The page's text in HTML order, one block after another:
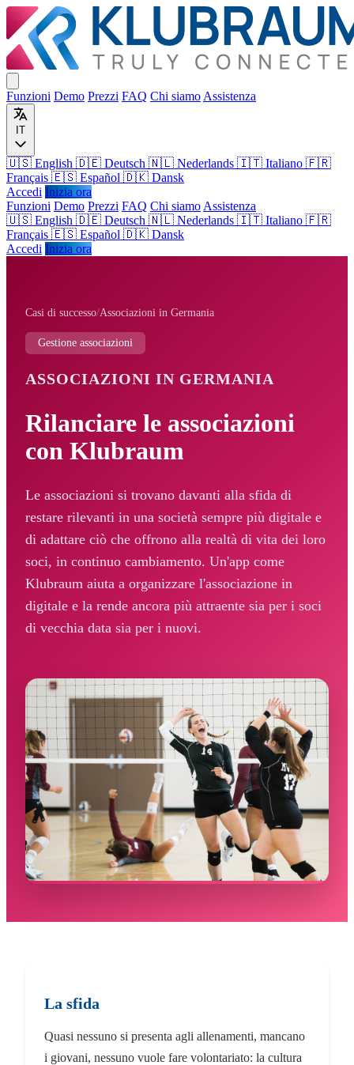
Funzioni Demo Prezzi FAQ Chi siamo Assistenza
IT
🇺🇸 English 🇩🇪 Deutsch 🇳🇱 Nederlands 🇮🇹 Italiano 🇫🇷
Français 🇪🇸 Español 🇩🇰 Dansk
Accedi Inizia ora
Funzioni Demo Prezzi FAQ Chi siamo Assistenza
🇺🇸 English 🇩🇪 Deutsch 🇳🇱 Nederlands 🇮🇹 Italiano 🇫🇷
Français 🇪🇸 Español 🇩🇰 Dansk
Accedi Inizia ora
Casi di successo/Associazioni in Germania
Gestione associazioni
ASSOCIAZIONI IN GERMANIA
Rilanciare le associazioni
con Klubraum
Le associazioni si trovano davanti alla sfida di
restare rilevanti in una società sempre più digitale e
di adattare ciò che offrono alla realtà di vita dei loro
soci, in continuo cambiamento. Un'app come
Klubraum aiuta a organizzare l'associazione in
digitale e la rende ancora più attraente sia per i soci
di vecchia data sia per i nuovi.
La sfida
Quasi nessuno si presenta agli allenamenti, mancano
i giovani, nessuno vuole fare volontariato: la cultura